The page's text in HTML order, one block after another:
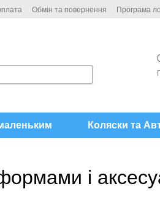
Обмін та повернення Програма
Коляски та
і